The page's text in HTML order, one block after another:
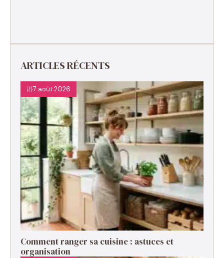
ARTICLES RÉCENTS
7 août 2026
Comment ranger sa cuisine : astuces et
organisation